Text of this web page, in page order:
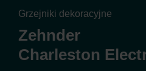
Grzejniki dekoracyjne
Zehnder
Charleston